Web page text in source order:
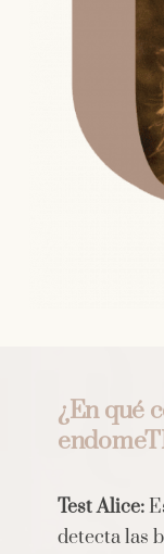
¿En qué
Test Alice:
detecta las